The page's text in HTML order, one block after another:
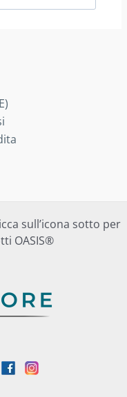
sull’icona sotto per
OASIS®